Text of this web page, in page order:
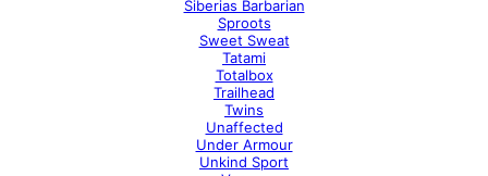
Siberias Barbarian
Sproots
Sweet Sweat
Tatami
Totalbox
Trailhead
Twins
Unaffected
Under Armour
Unkind Sport